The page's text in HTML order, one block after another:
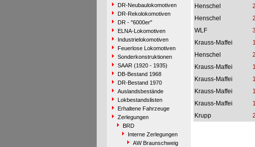
DR-Neubaulokomotiven
DR-Rekolokomotiven
DR - "6000er"
ELNA-Lokomotiven
Industrielokomotiven
Feuerlose Lokomotiven
Sonderkonstruktionen
SAAR (1920 - 1935)
DB-Bestand 1968
DR-Bestand 1970
Auslandsbestände
Lokbestandslisten
Erhaltene Fahrzeuge
Zerlegungen
BRD
Interne Zerlegungen
AW Braunschweig
Henschel
Henschel
WLF
Krauss-Maffei
Henschel
Krauss-Maffei
Krauss-Maffei
Krauss-Maffei
Krauss-Maffei
Krupp